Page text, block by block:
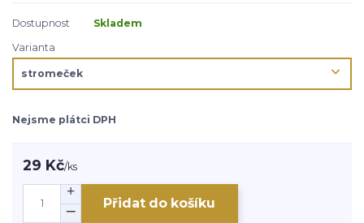
Dostupnost
Skladem
Varianta
Nejsme plátci DPH
29 Kč/ks
Přidat do košíku